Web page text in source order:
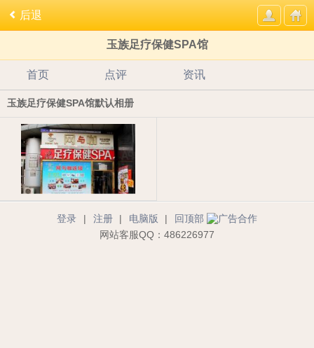
后退
玉族足疗保健SPA馆
首页 点评 资讯
玉族足疗保健SPA馆默认相册
登录 | 注册 | 电脑版 |
回顶部
网站客服QQ：486226977